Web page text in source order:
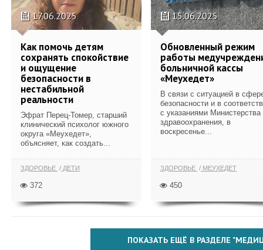
17.06.2025
Как помочь детям
сохранять спокойствие
и ощущение
безопасности в
нестабильной
реальности
Эфрат Перец-Томер, старший
клинический психолог южного
округа «Меухедет»,
объясняет, как создать...
ЗДОРОВЬЕ ДЕТИ
372
15.06.2025
Обновленный режим
работы
больничной кассы
«Меухедет»
В связи с ситуацией в
безопасности и в
с указаниями Министерства
здравоохранения, в
воскресенье...
ЗДОРОВЬЕ МЕУХЕДЕТ
450
ПОКАЗАТЬ ЕЩЁ В РАЗДЕЛЕ